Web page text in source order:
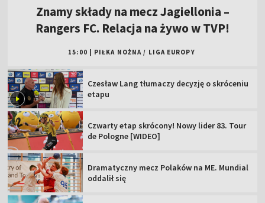
Znamy składy na mecz Jagiellonia –
Rangers FC. Relacja na żywo w TVP!
15:00 PIŁKA NOŻNA / LIGA EUROPY
Czesław Lang tłumaczy decyzję o skróceniu
etapu
Czwarty etap skrócony! Nowy lider 83. Tour
de Pologne [WIDEO]
Dramatyczny mecz Polaków na ME. Mundial
oddalił się